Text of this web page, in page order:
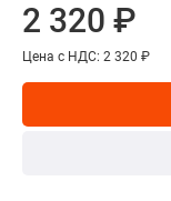
2 320 ₽
Цена с НДС: 2 320 ₽